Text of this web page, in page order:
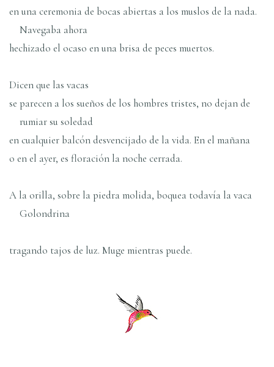
en una ceremonia de bocas abiertas a los muslos de la nada.
Navegaba ahora
hechizado el ocaso en una brisa de peces muertos.
Dicen que las vacas
se parecen a los sueños de los hombres tristes, no dejan de
rumiar su soledad
en cualquier balcón desvencijado de la vida. En el mañana
o en el ayer, es floración la noche cerrada.
A la orilla, sobre la piedra molida, boquea todavía la vaca
Golondrina
tragando tajos de luz. Muge mientras puede.